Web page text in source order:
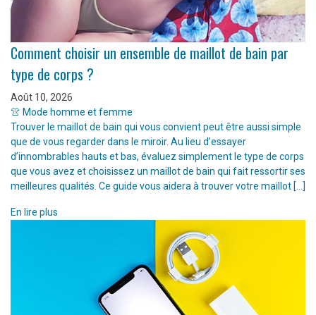
Comment choisir un ensemble de maillot de bain par
type de corps ?
Août 10, 2026
👚 Mode homme et femme
Trouver le maillot de bain qui vous convient peut être aussi simple
que de vous regarder dans le miroir. Au lieu d’essayer
d’innombrables hauts et bas, évaluez simplement le type de corps
que vous avez et choisissez un maillot de bain qui fait ressortir ses
meilleures qualités. Ce guide vous aidera à trouver votre maillot […]
En lire plus